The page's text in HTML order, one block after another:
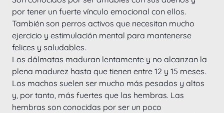
por tener un fuerte vínculo emocional con ellos.
También son perros activos que necesitan mucho
ejercicio y estimulación mental para mantenerse
felices y saludables.
Los dálmatas maduran lentamente y no alcanzan la
plena madurez hasta que tienen entre 12 y 15 meses.
Los machos suelen ser mucho más pesados y altos
y, por tanto, más fuertes que las hembras. Las
hembras son conocidas por ser un poco